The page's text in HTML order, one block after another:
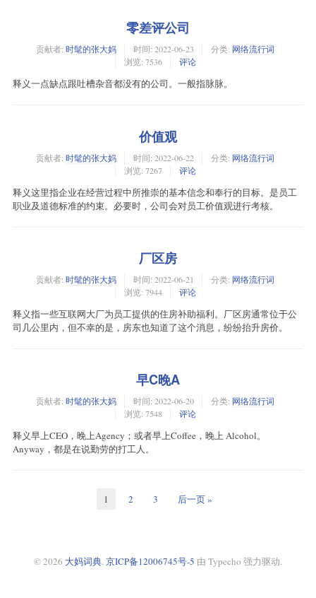
零差评公司
贡献者: 时髦的张大妈 时间: 2022-06-23 分类: 网络流行词
浏览: 7536
评论
释义一点缺点跟吐槽杂音都没有的公司。一般指脉脉。
价值观
贡献者: 时髦的张大妈 时间: 2022-06-22 分类: 网络流行词
浏览: 7267
评论
释义这里指企业在经营过程中所推崇的基本信念和奉行的目标。是员工
职业及道德标准的约束。必要时，公司会对员工价值观进行考核。
厂区房
贡献者: 时髦的张大妈 时间: 2022-06-21 分类: 网络流行词
浏览: 7944
评论
释义指一些互联网大厂为员工提供的住房补助福利。厂区房通常位于公
司几公里内，但不幸的是，房东也知道了这个消息，纷纷抬升房价。
早C晚A
贡献者: 时髦的张大妈 时间: 2022-06-20 分类: 网络流行词
浏览: 7548
评论
释义早上CEO，晚上Agency；或者早上Coffee，晚上 Alcohol。
Anyway，都是在说勤劳的打工人。
1 2 3 后一页 »
© 2026 大妈词典. 京ICP备12006745号-5 由 Typecho 强力驱动.